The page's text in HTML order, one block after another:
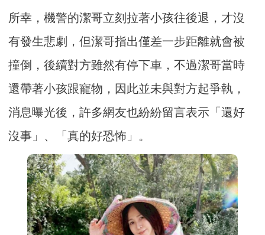
所幸，機警的潔哥立刻拉著小孩往後退，才沒
有發生悲劇，但潔哥指出僅差一步距離就會被
撞倒，後續對方雖然有停下車，不過潔哥當時
還帶著小孩跟寵物，因此並未與對方起爭執，
消息曝光後，許多網友也紛紛留言表示「還好
沒事」、「真的好恐怖」。